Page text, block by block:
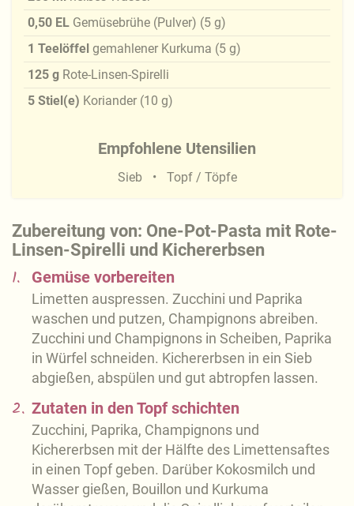
Zubereitung von: One-Pot-Pasta mit Rote-
Linsen-Spirelli und Kichererbsen
1. Gemüse vorbereiten
Limetten auspressen. Zucchini und Paprika
waschen und putzen, Champignons abreiben.
Zucchini und Champignons in Scheiben, Paprika
in Würfel schneiden. Kichererbsen in ein Sieb
abgießen, abspülen und gut abtropfen lassen.
2. Zutaten in den Topf schichten
Zucchini, Paprika, Champignons und
Kichererbsen mit der Hälfte des Limettensaftes
in einen Topf geben. Darüber Kokosmilch und
Wasser gießen, Bouillon und Kurkuma
0,50 EL Gemüsebrühe (Pulver) (5 g)
1 Teelöffel gemahlener Kurkuma (5 g)
125 g Rote-Linsen-Spirelli
5 Stiel(e) Koriander (10 g)
Empfohlene Utensilien
Sieb Topf / Töpfe